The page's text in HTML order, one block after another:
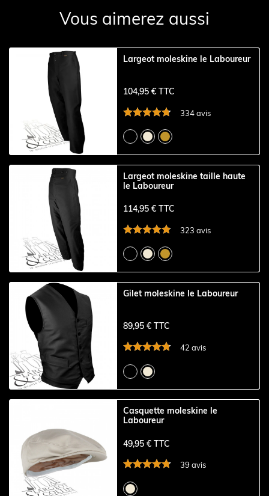
Vous aimerez aussi
Largeot moleskine le Laboureur
104,95 € TTC
334 avis
Largeot moleskine taille haute
le Laboureur
114,95 € TTC
323 avis
Gilet moleskine le Laboureur
89,95 € TTC
42 avis
Casquette moleskine le
Laboureur
49,95 € TTC
39 avis